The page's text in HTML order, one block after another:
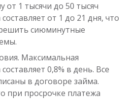
Получить
от 1 тысячи до 50 тысяч
от 1 до 21 дня, что
сиюминутные
Максимальная
0,8% в день. Все
в договоре займа.
при просрочке платежа